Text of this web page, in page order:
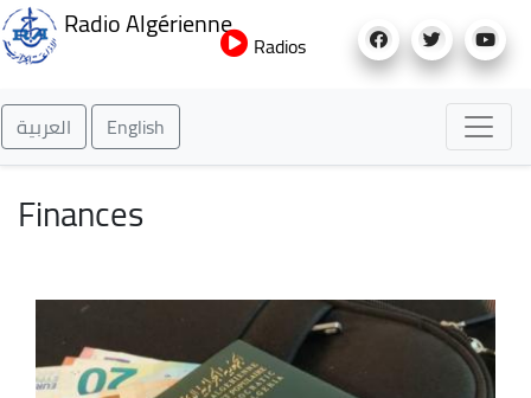
au
Radio Algérienne
Radios
العربية English
Finances